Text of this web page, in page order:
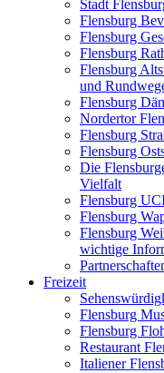
Stadt
Flensburg
Flensburg
Flensburg
Flensburg
und
Flensburg
Nordertor
Flensburg
Flensburg
Die
Vielfalt
Flensburg
Flensburg
Flensburg
wichtige
Freizeit
Flensburg
Flensburg
Restaurant
Italiener